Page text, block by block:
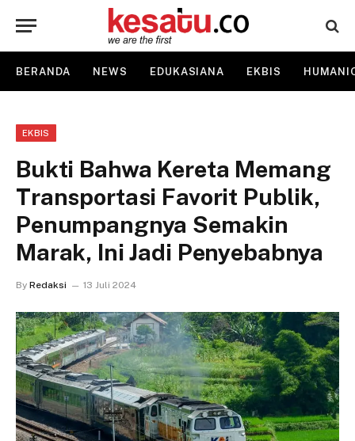
BERANDA NEWS EDUKASIANA EKBIS
EKBIS
Bukti Bahwa Kereta Memang
Transportasi Favorit Publik,
Penumpangnya Semakin
Marak, Ini Jadi Penyebabnya
By Redaksi 13 Juli 2024